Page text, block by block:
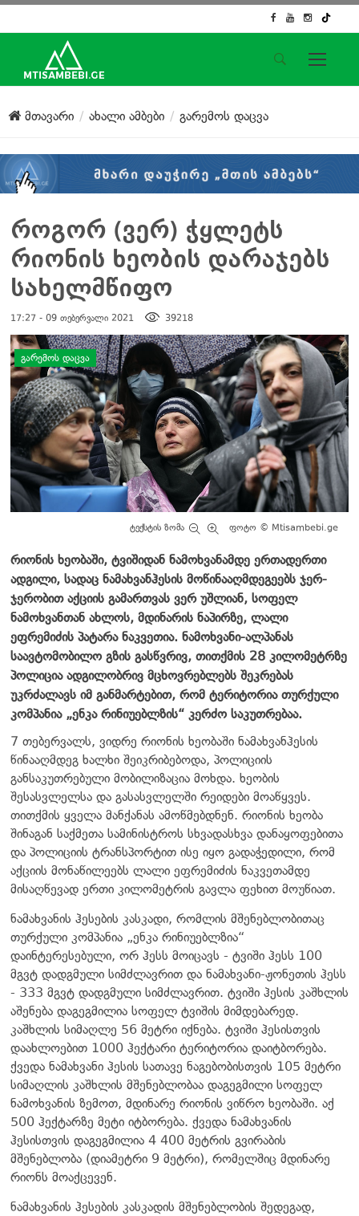
საიტის მენიუ
მთავარი
ქართული საქმე
კონტაქტი
სოციალური ქსელები
მთავარი ახალი ამბები გარემოს დაცვა
როგორ (ვერ) ჭყლეტს
რიონის ხეობის დარაჯებს
სახელმწიფო
17:27 - 09 თებერვალი 2021 39218
დატოვე კომენტარი
ᲒᲐᲠᲔᲛᲝᲡ ᲓᲐᲪᲕᲐ
ტექსტის ზომა ფოტო © Mtisambebi.ge
რიონის ხეობაში, ტვიშიდან ნამოხვანამდე ერთადერთი
ადგილი, სადაც ნამახვანჰესის მოწინააღმდეგეებს ჯერ-
ჯერობით აქციის გამართვას ვერ უშლიან, სოფელ
ნამოხვანთან ახლოს, მდინარის ნაპირზე, ლალი
ეფრემიძის პატარა ნაკვეთია. ნამოხვანი-ალპანას
საავტომობილო გზის გასწვრივ, თითქმის 28 კილომეტრზე
პოლიცია ადგილობრივ მცხოვრებლებს შეკრებას
უკრძალავს იმ განმარტებით, რომ ტერიტორია თურქული
კომპანია „ენკა რინიუებლზის“ კერძო საკუთრებაა.
7 თებერვალს, ვიდრე რიონის ხეობაში ნამახვანჰესის
წინააღმდეგ ხალხი შეიკრიბებოდა, პოლიციის
განსაკუთრებული მობილიზაცია მოხდა. ხეობის
შესასვლელსა და გასასვლელში რეიდები მოაწყვეს.
თითქმის ყველა მანქანას ამოწმებდნენ. რიონის ხეობა
შინაგან საქმეთა სამინისტროს სხვადასხვა დანაყოფებითა
და პოლიციის ტრანსპორტით ისე იყო გადაჭედილი, რომ
აქციის მონაწილეებს ლალი ეფრემიძის ნაკვეთამდე
მისაღწევად ერთი კილომეტრის გავლა ფეხით მოუწიათ.
ნამახვანის ჰესების კასკადი, რომლის მშენებლობითაც
თურქული კომპანია „ენკა რინიუებლზია“
დაინტერესებული, ორ ჰესს მოიცავს - ტვიში ჰესს 100
მგვტ დადგმული სიმძლავრით და ნამახვანი-ჟონეთის ჰესს
- 333 მგვტ დადგმული სიმძლავრით. ტვიში ჰესის კაშხლის
აშენება დაგეგმილია სოფელ ტვიშის მიმდებარედ.
კაშხლის სიმაღლე 56 მეტრი იქნება. ტვიში ჰესისთვის
დაახლოებით 1000 ჰექტარი ტერიტორია დაიტბორება.
ქვედა ნამახვანი ჰესის სათავე ნაგებობისთვის 105 მეტრი
სიმაღლის კაშხლის მშენებლობაა დაგეგმილი სოფელ
ნამოხვანის ზემოთ, მდინარე რიონის ვიწრო ხეობაში. აქ
500 ჰექტარზე მეტი იტბორება. ქვედა ნამახვანის
ჰესისთვის დაგეგმილია 4 400 მეტრის გვირაბის
მშენებლობა (დიამეტრი 9 მეტრი), რომელშიც მდინარე
რიონს მოაქცევენ.
ნამახვანის ჰესების კასკადის მშენებლობის შედეგად,